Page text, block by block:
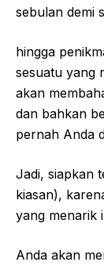
sebulan demi
hingga
sesuatu yang
akan
dan bahkan
pernah Anda
Jadi, siapkan
kiasan),
yang menarik
Anda akan